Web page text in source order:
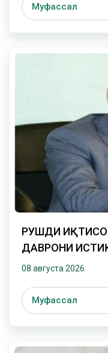
Муфассал
РУШДИ
ДАВРОНИ
08 августа 2026
Муфассал